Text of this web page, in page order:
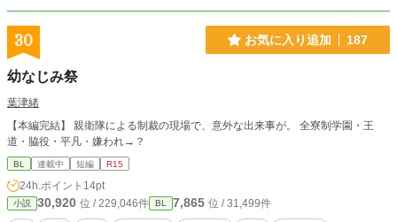
30 お気に入り追加 187
幼なじみ祭
葉津緒
【本編完結】 親衛隊による制裁の現場で、意外な出来事が。 全寮制学園・王
道・脇役・平凡・嫌われ→？
BL 連載中 短編 R15
24h.ポイント 14pt
小説 30,920 位 / 229,046件 BL 7,865 位 / 31,499件